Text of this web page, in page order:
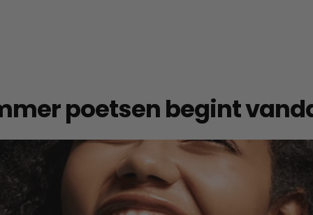
poetsen begint